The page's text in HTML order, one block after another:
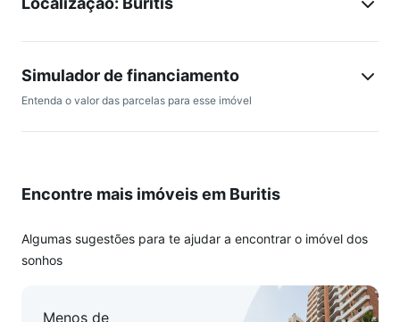
coberta com mesa quatro cadeiras, e mureta em vidro;
CONDOMÍNIO: Água individual; Alarme; Cerca; Gás;
cobertas. Valores sujeitos à alteração sem aviso prévio
Simulador de financiamento
Entenda o valor das parcelas para esse imóvel
Encontre mais imóveis em Buritis
Algumas sugestões para te ajudar a encontrar o imóvel dos
sonhos
Menos de